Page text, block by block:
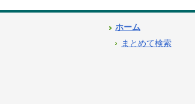
ホーム
まとめて検索